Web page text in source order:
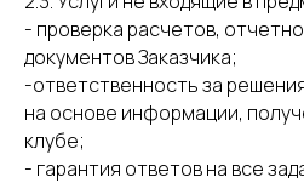
- проверка расчетов,
документов Заказчика;
-ответственность за
на основе информации,
клубе;
- гарантия ответов на все